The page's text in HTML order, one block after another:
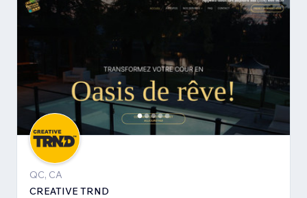
QC, CA
CREATIVE TRND